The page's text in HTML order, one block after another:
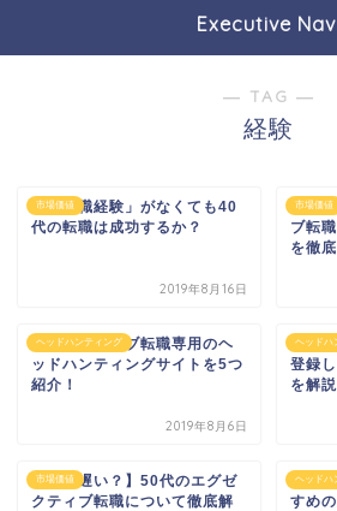
Executive
― TAG ―
経験
市場価値
「管理職経験」がなくても40
代の転職は成功するか？
2019年8月16日
市場価値
【お
ブ転
を徹
ヘッドハンティング
エグゼクティブ転職専用のヘ
ッドハンティングサイトを5つ
紹介！
2019年8月6日
ヘッドハ
ヘッ
登録
を解説
市場価値
【もう遅い？】50代のエグゼ
クティブ転職について徹底解
ヘッドハ
【ヘ
すめ